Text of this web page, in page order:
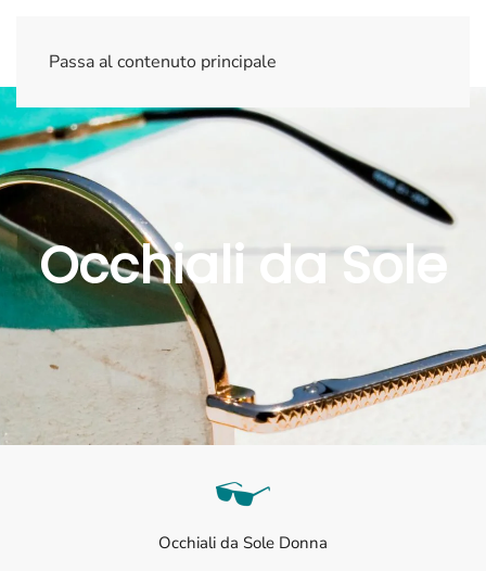
Passa al contenuto principale
Occhiali da Sole
Occhiali da Sole Donna